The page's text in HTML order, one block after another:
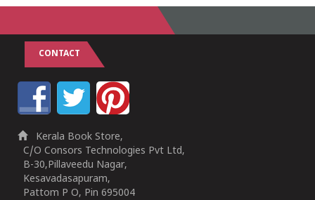
CONTACT
Kerala Book Store,
C/O Consors Technologies Pvt Ltd,
B-30,Pillaveedu Nagar,
Kesavadasapuram,
Pattom P O, Pin 695004